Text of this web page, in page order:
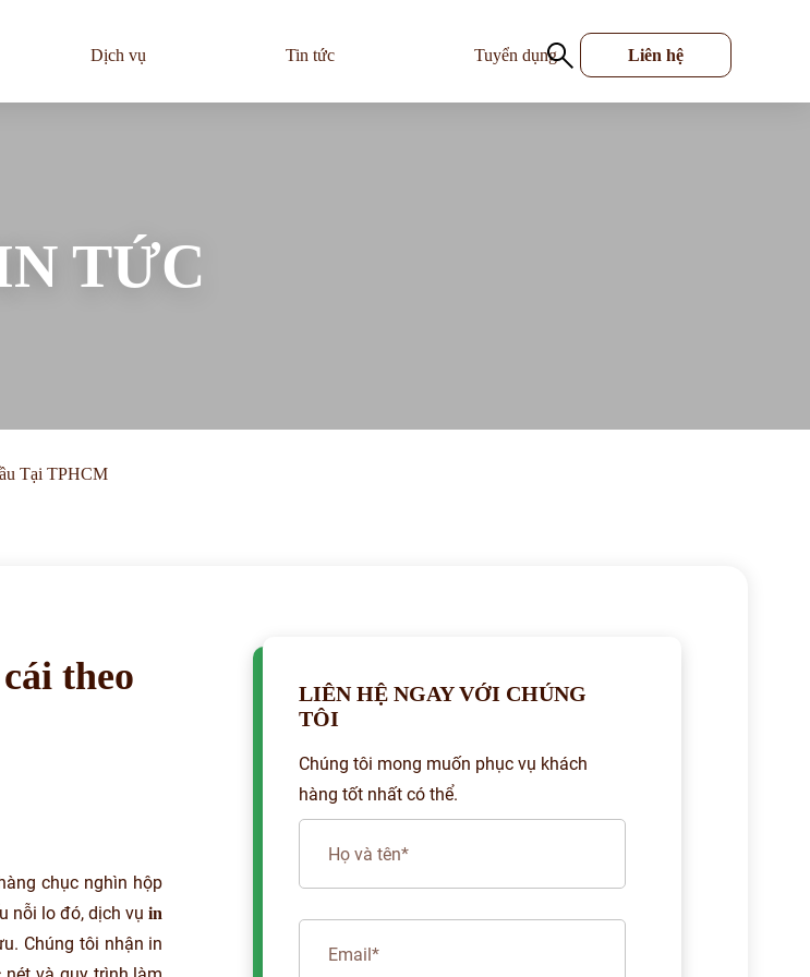
Dịch vụ Tin tức Tuyển dụng Liên hệ
TỨC
Tại TPHCM
theo
chục nghìn hộp
nỗi lo đó, dịch vụ in
Chúng tôi nhận in
LIÊN HỆ NGAY VỚI CHÚNG
TÔI
Chúng tôi mong muốn phục vụ khách
hàng tốt nhất có thể.